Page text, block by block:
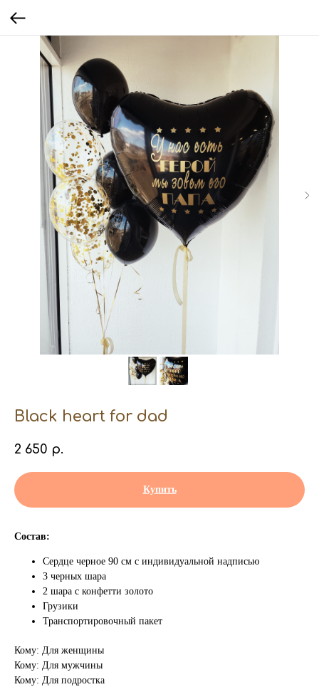
Black heart for dad
2 650 р.
Купить
Состав:
Сердце черное 90 см с индивидуальной надписью
3 черных шара
2 шара с конфетти золото
Грузики
Транспортировочный пакет
Кому: Для женщины
Кому: Для мужчины
Кому: Для подростка